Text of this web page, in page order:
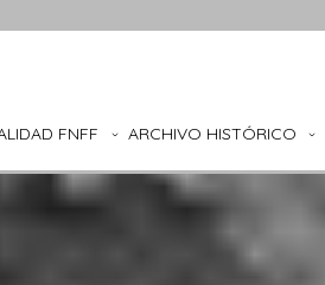
FNFF ARCHIVO HISTÓRICO